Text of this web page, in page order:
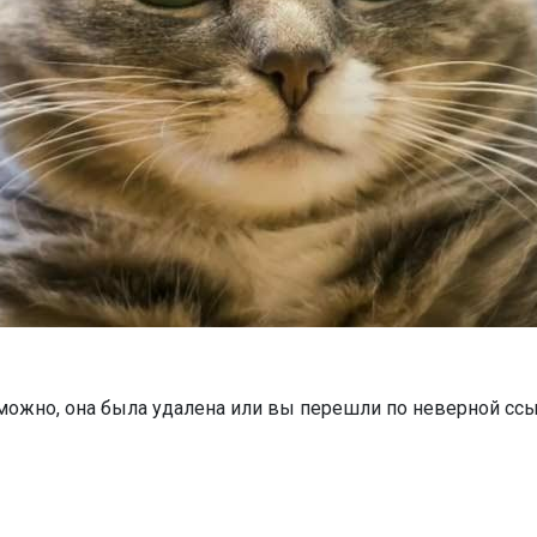
она была удалена или вы перешли по неверной